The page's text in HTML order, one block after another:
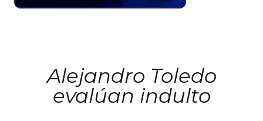
Alejandro Toledo
evalúan indulto